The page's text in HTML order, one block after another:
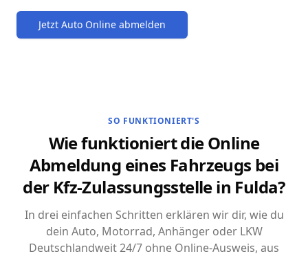
Jetzt Auto Online abmelden
SO FUNKTIONIERT'S
Wie funktioniert die Online
Abmeldung eines Fahrzeugs bei
der Kfz-Zulassungsstelle in Fulda?
In drei einfachen Schritten erklären wir dir, wie du
dein Auto, Motorrad, Anhänger oder LKW
Deutschlandweit 24/7 ohne Online-Ausweis, aus